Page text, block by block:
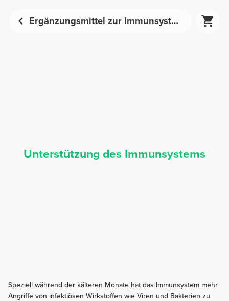
Ergänzungsmittel zur Immunsystem-Stärkung | Prozis
Unterstützung des Immunsystems
Speziell während der kälteren Monate hat das Immunsystem mehr
Angriffe von infektiösen Wirkstoffen wie Viren und Bakterien zu